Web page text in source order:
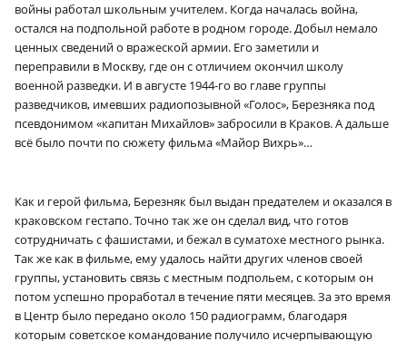
войны работал школьным учителем. Когда началась война,
остался на подпольной работе в родном городе. Добыл немало
ценных сведений о вражеской армии. Его заметили и
переправили в Москву, где он с отличием окончил школу
военной разведки. И в августе 1944-го во главе группы
разведчиков, имевших радиопозывной «Голос», Березняка под
псевдонимом «капитан Михайлов» забросили в Краков. А дальше
всё было почти по сюжету фильма «Майор Вихрь»…
Как и герой фильма, Березняк был выдан предателем и оказался в
краковском гестапо. Точно так же он сделал вид, что готов
сотрудничать с фашистами, и бежал в суматохе местного рынка.
Так же как в фильме, ему удалось найти других членов своей
группы, установить связь с местным подпольем, с которым он
потом успешно проработал в течение пяти месяцев. За это время
в Центр было передано около 150 радиограмм, благодаря
которым советское командование получило исчерпывающую